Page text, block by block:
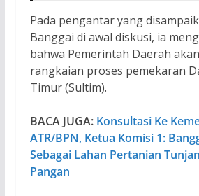
Pada pengantar yang
Banggai di awal diskusi, ia
bahwa Pemerintah Daerah
rangkaian proses pemekaran
Timur (Sultim).
BACA JUGA: Konsultasi Ke
ATR/BPN, Ketua Komisi 1:
Sebagai Lahan Pertanian
Pangan